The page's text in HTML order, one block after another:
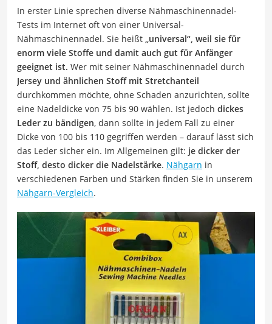
In erster Linie sprechen diverse Nähmaschinennadel-
Tests im Internet oft von einer Universal-
Nähmaschinennadel. Sie heißt „universal“, weil sie für
enorm viele Stoffe und damit auch gut für Anfänger
geeignet ist. Wer mit seiner Nähmaschinennadel durch
Jersey und ähnlichen Stoff mit Stretchanteil
durchkommen möchte, ohne Schaden anzurichten, sollte
eine Nadeldicke von 75 bis 90 wählen. Ist jedoch dickes
Leder zu bändigen, dann sollte in jedem Fall zu einer
Dicke von 100 bis 110 gegriffen werden – darauf lässt sich
das Leder sicher ein. Im Allgemeinen gilt: je dicker der
Stoff, desto dicker die Nadelstärke. Nähgarn in
verschiedenen Farben und Stärken finden Sie in unserem
Nähgarn-Vergleich.